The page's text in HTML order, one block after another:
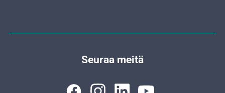
Seuraa meitä